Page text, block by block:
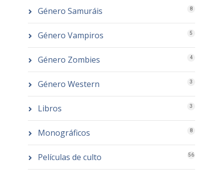
Género Samuráis 8
Género Vampiros 5
Género Zombies 4
Género Western 3
Libros 3
Monográficos 8
Películas de culto 56